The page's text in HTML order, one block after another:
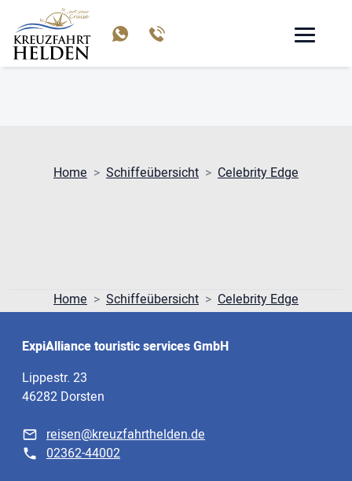
Home Schiffeübersicht Celebrity Edge
Home Schiffeübersicht Celebrity Edge
ExpiAlliance touristic services GmbH
Lippestr. 23
46282 Dorsten
reisen@kreuzfahrthelden.de
02362-44002